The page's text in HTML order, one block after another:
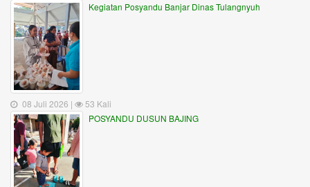
Kegiatan Posyandu Banjar Dinas Tulangnyuh
08 Juli 2026 |
53 Kali
POSYANDU DUSUN BAJING